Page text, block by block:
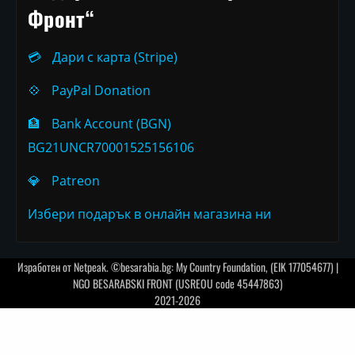
Фронт“
💳
Дари с карта (Stripe)
💠
PayPal Donation
🏦
Bank Account (BGN)
BG21UNCR70001525156106
💎
Patreon
Избери подарък в онлайн магазина ни
Изработен отNetpeak. ©besarabia.bg: My Country Foundation, (EIK 177054677) |
NGO BESARABSKI FRONT (USREOU code 45447863)
2021-2026